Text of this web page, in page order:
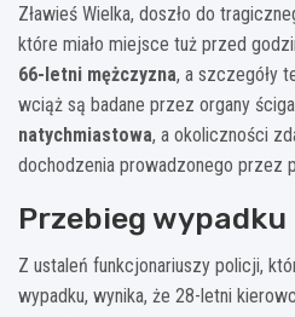
Zławieś Wielka, doszło do
które miało miejsce tuż przed
66-letni mężczyzna, a szczegóły
wciąż są badane przez organy
natychmiastowa, a okoliczności
dochodzenia prowadzonego przez
Przebieg wypadku
Z ustaleń funkcjonariuszy policji,
wypadku, wynika, że 28-letni